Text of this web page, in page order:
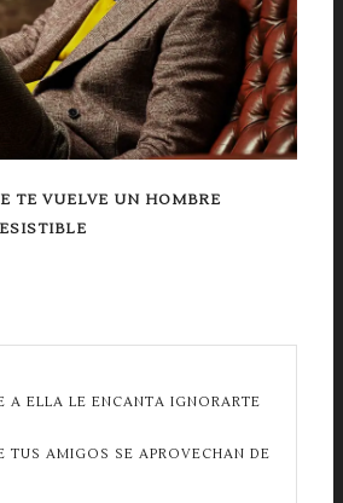
TE VUELVE UN HOMBRE
A ELLA LE ENCANTA IGNORARTE
TUS AMIGOS SE APROVECHAN DE